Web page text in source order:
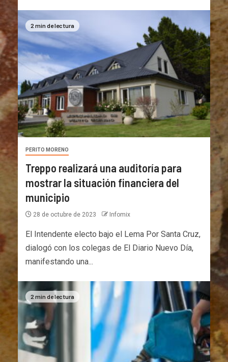
2 min de lectura
PERITO MORENO
Treppo realizará una auditoría para
mostrar la situación financiera del
municipio
28 de octubre de 2023 Infomix
El Intendente electo bajo el Lema Por Santa Cruz,
dialogó con los colegas de El Diario Nuevo Día,
manifestando una...
2 min de lectura